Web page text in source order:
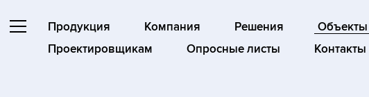
Продукция Компания Решения
Объекты
Проектировщикам
Опросные листы Контакты